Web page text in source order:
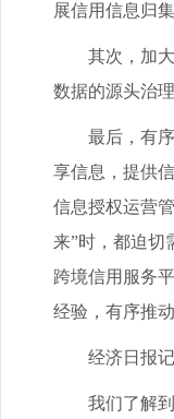
展信用信息归
其次，加大
数据的源头治
最后，有序
享信息，提供
信息授权运营
来”时，都迫切
跨境信用服务
经验，有序推
经济日报记
我们了解到